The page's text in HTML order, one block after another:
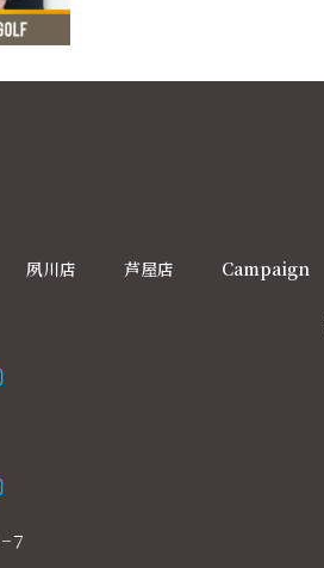
夙川店 芦屋店 Campaign
７